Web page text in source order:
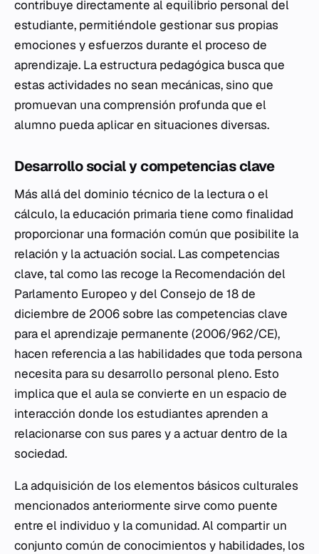
contribuye directamente al equilibrio personal del
estudiante, permitiéndole gestionar sus propias
emociones y esfuerzos durante el proceso de
aprendizaje. La estructura pedagógica busca que
estas actividades no sean mecánicas, sino que
promuevan una comprensión profunda que el
alumno pueda aplicar en situaciones diversas.
Desarrollo social y competencias clave
Más allá del dominio técnico de la lectura o el
cálculo, la educación primaria tiene como finalidad
proporcionar una formación común que posibilite la
relación y la actuación social. Las competencias
clave, tal como las recoge la Recomendación del
Parlamento Europeo y del Consejo de 18 de
diciembre de 2006 sobre las competencias clave
para el aprendizaje permanente (2006/962/CE),
hacen referencia a las habilidades que toda persona
necesita para su desarrollo personal pleno. Esto
implica que el aula se convierte en un espacio de
interacción donde los estudiantes aprenden a
relacionarse con sus pares y a actuar dentro de la
sociedad.
La adquisición de los elementos básicos culturales
mencionados anteriormente sirve como puente
entre el individuo y la comunidad. Al compartir un
conjunto común de conocimientos y habilidades, los